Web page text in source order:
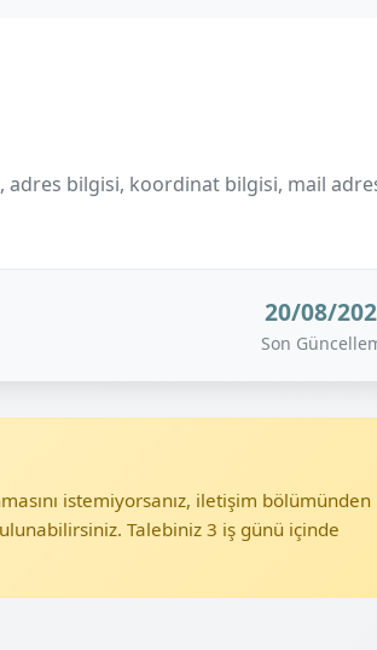
adres bilgisi, koordinat bilgisi, mail
20/08/
Son
istemiyorsanız, iletişim bölümünden
Talebiniz 3 iş günü içinde